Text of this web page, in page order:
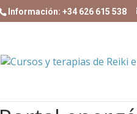
Información: +34 626 615 538